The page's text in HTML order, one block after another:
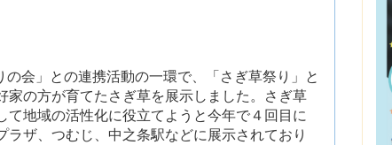
会」との連携活動の一環で、「さぎ草祭り」と
の方が育てたさぎ草を展示しました。さぎ草
地域の活性化に役立てようと今年で４回目に
ザ、つむじ、中之条駅などに展示されており